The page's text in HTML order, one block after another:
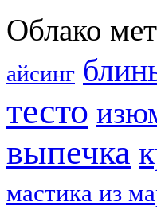
Облако
айсинг
тесто
выпечка
мастика из